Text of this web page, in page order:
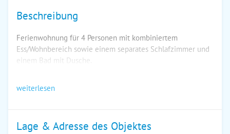
Beschreibung
Ferienwohnung für 4 Personen mit kombiniertem
Ess/Wohnbereich sowie einem separates Schlafzimmer und
einem Bad mit Dusche.
weiterlesen
Lage & Adresse des Objektes